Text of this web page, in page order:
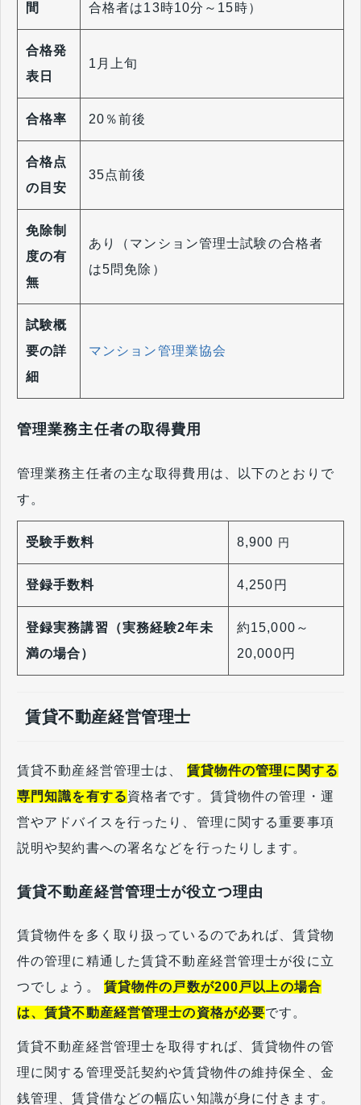
間
合格者は13時10分～15時）
合格発
表日
1月上旬
合格率 20％前後
合格点
の目安
35点前後
免除制
度の有
無
あり（マンション管理士試験の合格者
は5問免除）
試験概
要の詳
細
マンション管理業協会
管理業務主任者の取得費用
管理業務主任者の主な取得費用は、以下のとおりで
す。
受験手数料 8,900 円
登録手数料 4,250円
登録実務講習（実務経験2年未
満の場合）
約15,000～
20,000円
賃貸不動産経営管理士
賃貸不動産経営管理士は、 賃貸物件の管理に関する
専門知識を有する資格者です。賃貸物件の管理・運
営やアドバイスを行ったり、管理に関する重要事項
説明や契約書への署名などを行ったりします。
賃貸不動産経営管理士が役立つ理由
賃貸物件を多く取り扱っているのであれば、賃貸物
件の管理に精通した賃貸不動産経営管理士が役に立
つでしょう。 賃貸物件の戸数が200戸以上の場合
は、賃貸不動産経営管理士の資格が必要です。
賃貸不動産経営管理士を取得すれば、賃貸物件の管
理に関する管理受託契約や賃貸物件の維持保全、金
銭管理、賃貸借などの幅広い知識が身に付きます。